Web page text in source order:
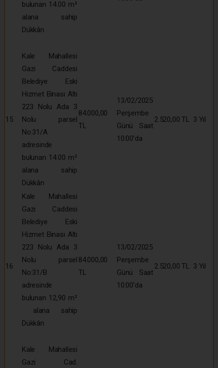
bulunan 14.00 m²
alana sahip
Dükkân
15
Kale Mahallesi
Gazi Caddesi
Belediye Eski
Hizmet Binası Altı
223 Nolu Ada 3
Nolu parsel
No:31/A
adresinde
bulunan 14.00 m²
alana sahip
Dükkân
84.000,00
TL
13/02/2025
Perşembe
Günü Saat
10:00’da
2.520,00 TL 3 Yıl
16
Kale Mahallesi
Gazi Caddesi
Belediye Eski
Hizmet Binası Altı
223 Nolu Ada 3
Nolu parsel
No:31/B
adresinde
bulunan 12,90 m²
alana sahip
Dükkân
84.000,00
TL
13/02/2025
Perşembe
Günü Saat
10:00’da
2.520,00 TL 3 Yıl
Kale Mahallesi
Gazi Cad.